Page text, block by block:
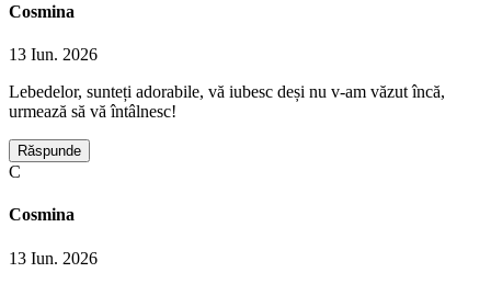
Cosmina
13 Iun. 2026
Lebedelor, sunteți adorabile, vă iubesc deși nu v-am văzut încă,
urmează să vă întâlnesc!
Răspunde
C
Cosmina
13 Iun. 2026